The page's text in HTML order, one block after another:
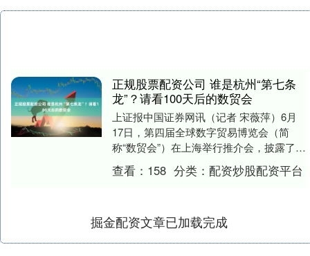
正规股票配资公司 谁是杭州“第七条
龙”？请看100天后的数贸会
上证报中国证券网讯（记者 宋薇萍）6月
17日，第四届全球数字贸易博览会（简
称“数贸会”）在上海举行推介会，披露了最
新筹备进展。根据相关安排，9月25日，第
四届数....
查看： 158 分类：配资炒股配资平台
掘金配资文章已加载完成